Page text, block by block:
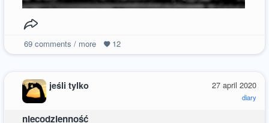
69comments / more 12
27 april 2020
diary
jeśli tylko
niecodzienność